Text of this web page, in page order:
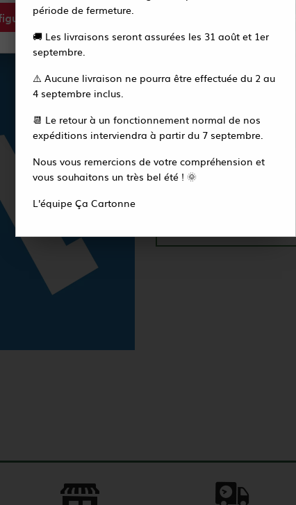
Convient pour fixation sur
les carreaux de cuisine et
Soit un total de16,30 €
Livraison offerte
Tout refuser
Vous recevrez alors un e-mail pour créer votre
nouveau mot de passe en quelques secondes.
Accéder à la page de connexion
période de fermeture.
🚚 Les livraisons seront assurées les 31 août et 1er
septembre.
⚠️ Aucune livraison ne pourra être effectuée du 2 au
4 septembre inclus.
📆 Le retour à un fonctionnement normal de nos
expéditions interviendra à partir du 7 septembre.
Nous vous remercions de votre compréhension et
vous souhaitons un très bel été ! 🌞
L'équipe Ça Cartonne